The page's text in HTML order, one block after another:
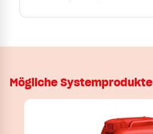
Mögliche Systemprodukte